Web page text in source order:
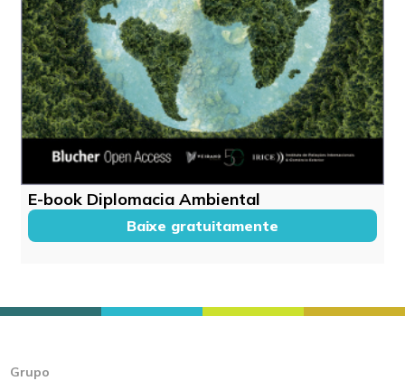
E-book Diplomacia Ambiental
Baixe gratuitamente
Grupo